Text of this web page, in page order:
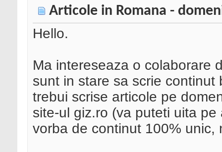
Articole in Romana -
Hello.
Ma intereseaza o colaborare
sunt in stare sa scrie
trebui scrise articole pe
site-ul giz.ro (va puteti uita
vorba de continut 100% unic,